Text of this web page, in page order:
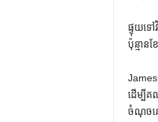
ផ្ទុយទៅ
ប៉ុន្មាន
ដើម្បី
ចំណុចនោ